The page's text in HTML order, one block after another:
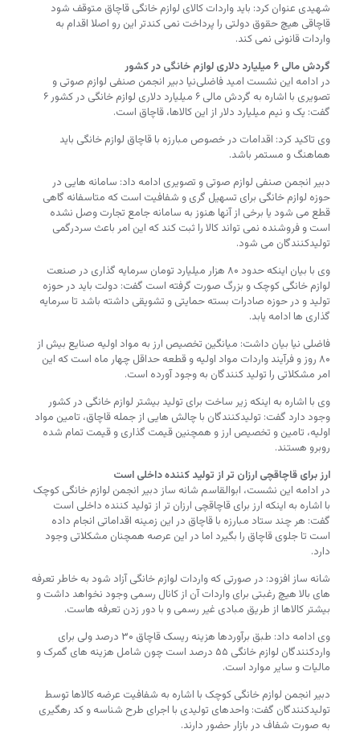
شهیدی عنوان کرد: باید واردات کالای لوازم خانگی قاچاق متوقف شود
قاچاقی هیچ حقوق دولتی را پرداخت نمی کندتر این رو اصلا اقدام به
واردات قانونی نمی کند.
گردش مالی ۶ میلیارد دلاری لوازم خانگی در کشور
در ادامه این نشست امید فاضلی‌نیا دبیر انجمن صنفی لوازم صوتی و
تصویری با اشاره به گردش مالی ۶ میلیارد دلاری لوازم خانگی در کشور ۶
گفت: یک و نیم میلیارد دلار از این کالاها، قاچاق است.
وی تاکید کرد: اقدامات در خصوص مبارزه با قاچاق لوازم خانگی باید
هماهنگ و مستمر باشد.
دبیر انجمن صنفی لوازم صوتی و تصویری ادامه داد: سامانه هایی در
حوزه لوازم خانگی برای تسهیل گری و شفافیت است که متاسفانه گاهی
قطع می شود یا برخی از آنها هنوز به سامانه جامع تجارت وصل نشده
است و فروشنده نمی تواند کالا را ثبت کند که این امر باعث سردرگمی
تولیدکنندگان می شود.
وی با بیان اینکه حدود ۸۰ هزار میلیارد تومان سرمایه گذاری در صنعت
لوازم خانگی کوچک و بزرگ صورت گرفته است گفت: دولت باید در حوزه
تولید و در حوزه صادرات بسته حمایتی و تشویقی داشته باشد تا سرمایه
گذاری ها ادامه یابد.
فاضلی نیا بیان داشت: میانگین تخصیص ارز به مواد اولیه صنایع بیش از
۸۰ روز و فرآیند واردات مواد اولیه و قطعه حداقل چهار ماه است که این
امر مشکلاتی را تولید کنندگان به وجود آورده است.
وی با اشاره به اینکه زیر ساخت برای تولید بیشتر لوازم خانگی در کشور
وجود دارد گفت: تولیدکنندگان با چالش هایی از جمله قاچاق، تامین مواد
اولیه، تامین و تخصیص ارز و همچنین قیمت گذاری و قیمت تمام شده
روبرو هستند.
ارز برای قاچاقچی ارزان تر از تولید کننده داخلی است
در ادامه این نشست، ابوالقاسم شانه ساز دبیر انجمن لوازم خانگی کوچک
با اشاره به اینکه ارز برای قاچاقچی ارزان تر از تولید کننده داخلی است
گفت: هر چند ستاد مبارزه با قاچاق در این زمینه اقداماتی انجام داده
است تا جلوی قاچاق را بگیرد اما در این عرصه همچنان مشکلاتی وجود
دارد.
شانه ساز افزود: در صورتی که واردات لوازم خانگی آزاد شود به خاطر تعرفه
های بالا هیچ رغبتی برای واردات آن از کانال رسمی وجود نخواهد داشت و
بیشتر کالاها از طریق مبادی غیر رسمی و با دور زدن تعرفه هاست.
وی ادامه داد: طبق برآوردها هزینه ریسک قاچاق ۳۰ درصد ولی برای
واردکنندگان لوازم خانگی ۵۵ درصد است چون شامل هزینه های گمرک و
مالیات و سایر موارد است.
دبیر انجمن لوازم خانگی کوچک با اشاره به شفافیت عرضه کالاها توسط
تولیدکنندگان گفت: واحدهای تولیدی با اجرای طرح شناسه و کد رهگیری
به صورت شفاف در بازار حضور دارند.